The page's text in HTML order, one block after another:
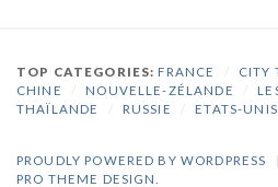
TOP CATEGORIES:FRANCE CITY
CHINE
NOUVELLE-ZÉLANDE
THAÏLANDE
RUSSIE ETATS-UNIS
PROUDLY POWERED BY WORDPRESS |
PRO THEME DESIGN